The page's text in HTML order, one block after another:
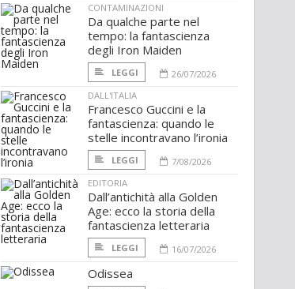
CONTAMINAZIONI
Da qualche parte nel
tempo: la fantascienza
degli Iron Maiden
LEGGI
26/07/2026
DALL'ITALIA
Francesco Guccini e la
fantascienza: quando le
stelle incontravano l’ironia
LEGGI
7/08/2026
EDITORIA
Dall’antichità alla Golden
Age: ecco la storia della
fantascienza letteraria
LEGGI 16/07/2026
Odissea